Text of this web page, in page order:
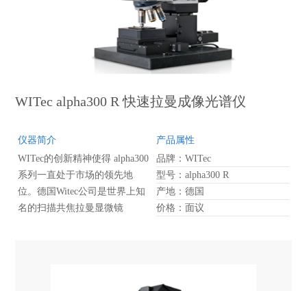
WITec alpha300 R 快速拉曼成像光谱仪
仪器简介
WITec的创新精神使得 alpha300
系列一直处于市场的领先地
位。德国Witec公司是世界上知
名的扫描共焦拉曼显微镜
产品属性
品牌：WITec
型号：alpha300 R
产地：德国
价格：面议